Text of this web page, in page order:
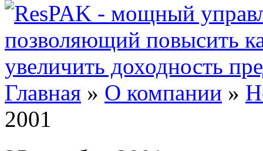
Главная » О компании »
2001